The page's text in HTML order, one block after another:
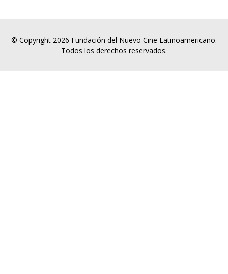
© Copyright 2026 Fundación del Nuevo Cine Latinoamericano.
Todos los derechos reservados.